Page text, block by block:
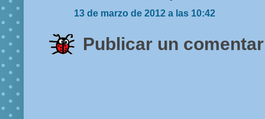
13 de marzo de 2012 a las 10:42
Publicar un